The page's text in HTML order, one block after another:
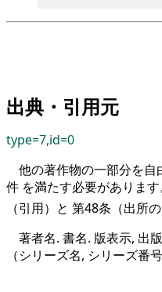
出典・引用元
type=7,id=0
他の著作物の一部分を
件 を満たす必要がありま
（引用）と 第48条（出所
著者名. 書名. 版表示, 出
（シリーズ名, シリーズ番